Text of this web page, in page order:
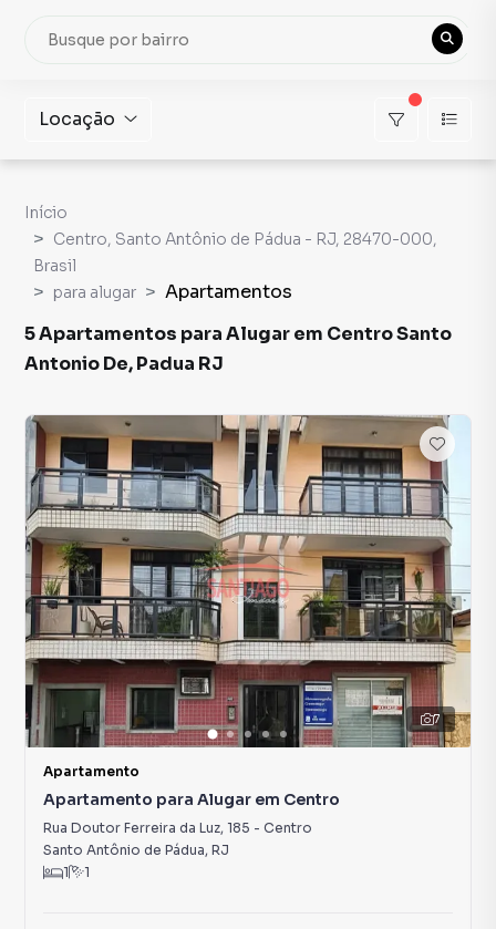
Locação
Início
Centro, Santo Antônio de Pádua - RJ, 28470-000,
Brasil
para alugar
Apartamentos
5 Apartamentos para Alugar em Centro Santo
Antonio De, Padua RJ
7
Apartamento
Apartamento para Alugar em Centro
Rua Doutor Ferreira da Luz, 185 - Centro
Santo Antônio de Pádua, RJ
1
1